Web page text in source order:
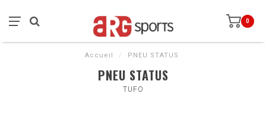
0
Accueil / PNEU STATUS
PNEU STATUS
TUFO